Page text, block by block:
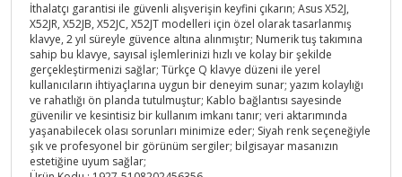
İthalatçı garantisi ile güvenli alışverişin keyfini çıkarın; Asus X52J,
X52JR, X52JB, X52JC, X52JT modelleri için özel olarak tasarlanmış
klavye, 2 yıl süreyle güvence altına alınmıştır; Numerik tuş takımına
sahip bu klavye, sayısal işlemlerinizi hızlı ve kolay bir şekilde
gerçekleştirmenizi sağlar; Türkçe Q klavye düzeni ile yerel
kullanıcıların ihtiyaçlarına uygun bir deneyim sunar; yazım kolaylığı
ve rahatlığı ön planda tutulmuştur; Kablo bağlantısı sayesinde
güvenilir ve kesintisiz bir kullanım imkanı tanır; veri aktarımında
yaşanabilecek olası sorunları minimize eder; Siyah renk seçeneğiyle
şık ve profesyonel bir görünüm sergiler; bilgisayar masanızın
estetiğine uyum sağlar;